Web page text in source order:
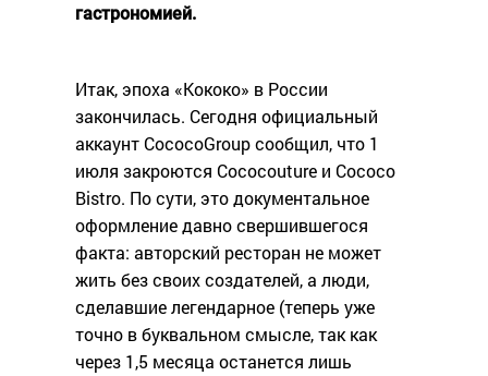
гастрономией.
Итак, эпоха «Кококо» в России
закончилась. Сегодня официальный
аккаунт CococoGroup сообщил, что 1
июля закроются Cococouture и Cococo
Bistro. По сути, это документальное
оформление давно свершившегося
факта: авторский ресторан не может
жить без своих создателей, а люди,
сделавшие легендарное (теперь уже
точно в буквальном смысле, так как
через 1,5 месяца останется лишь